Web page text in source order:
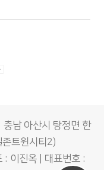
남 아산시 탕정면 한
트윈시티2)
이진옥 | 대표번호 :